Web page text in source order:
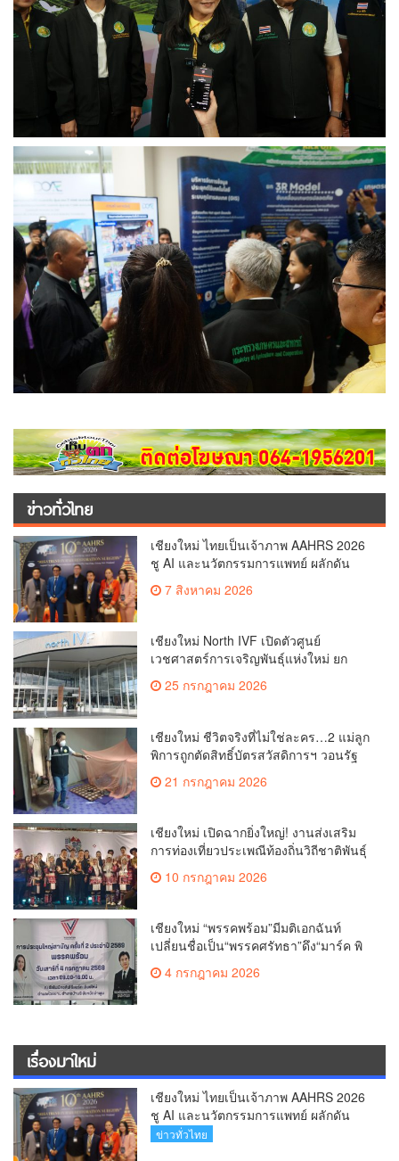
ข่าวทั่วไทย
เชียงใหม่ ไทยเป็นเจ้าภาพ AAHRS 2026
ชู AI และนวัตกรรมการแพทย์ ผลักดัน
เอเชีย(คลิป)
7 สิงหาคม 2026
เชียงใหม่ North IVF เปิดตัวศูนย์
เวชศาสตร์การเจริญพันธุ์แห่งใหม่ ยก
ระดับเชียงใหม่สู่ ศูนย์กลางการรักษาผู้มี
บุตรยากของภูมิภาค(คลิป)
25 กรกฎาคม 2026
เชียงใหม่ ชีวิตจริงที่ไม่ใช่ละคร…2 แม่ลูก
พิการถูกตัดสิทธิ์บัตรสวัสดิการฯ วอนรัฐ
21 กรกฎาคม 2026
เชียงใหม่ เปิดฉากยิ่งใหญ่! งานส่งเสริม
การท่องเที่ยวประเพณีท้องถิ่นวิถีชาติพันธุ์
10 กรกฎาคม 2026
เชียงใหม่ “พรรคพร้อม”มีมติเอกฉันท์
เปลี่ยนชื่อเป็น“พรรคศรัทธา”ดึง“มาร์ค พิ
ตบูล”นำทัพกรรมการบริหารชุดใหม่(คลิป)
4 กรกฎาคม 2026
เรื่องมาใหม่
เชียงใหม่ ไทยเป็นเจ้าภาพ AAHRS 2026
ชู AI และนวัตกรรมการแพทย์ ผลักดัน
Medical Hub และศูนย์กลางปลูกผมแห่ง
ข่าวทั่วไทย